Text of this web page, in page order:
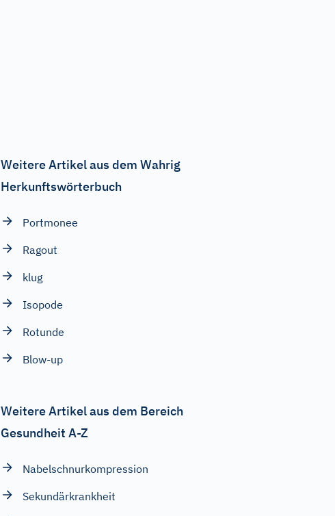
Weitere Artikel aus dem Wahrig
Herkunftswörterbuch
Portmonee
Ragout
klug
Isopode
Rotunde
Blow-up
Weitere Artikel aus dem Bereich
Gesundheit A-Z
Nabelschnurkompression
Sekundärkrankheit